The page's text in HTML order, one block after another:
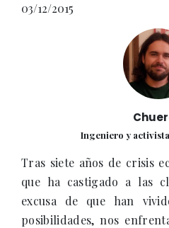
03/12/2015
Ingeniero y
Tras siete años de crisis
que ha castigado a las
excusa de que han
posibilidades, nos